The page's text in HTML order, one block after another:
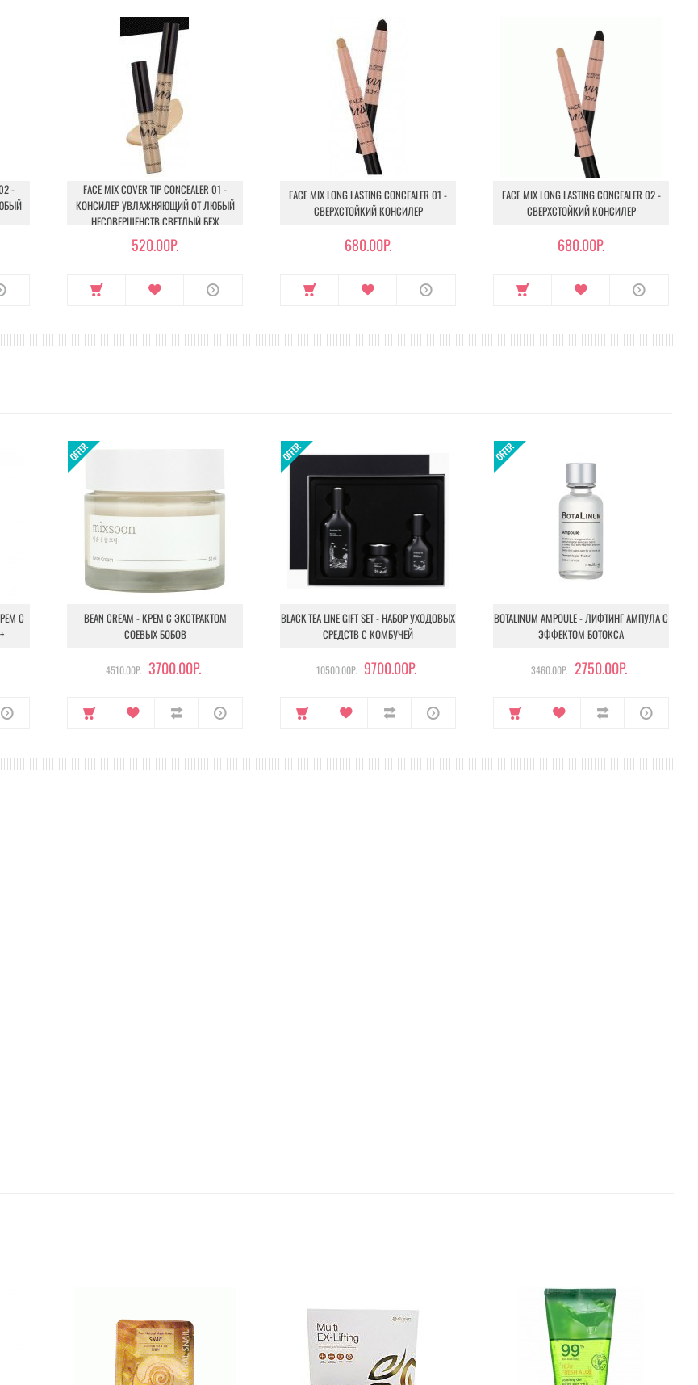
-
FACE MIX COVER TIP CONCEALER 01 -
КОНСИЛЕР УВЛАЖНЯЮЩИЙ ОТ ЛЮБЫЙ
НЕСОВЕРШЕНСТВ СВЕТЛЫЙ БЕЖ
520.00Р.
FACE MIX LONG LASTING CONCEALER 01 -
СВЕРХСТОЙКИЙ КОНСИЛЕР
680.00Р.
FACE MIX LONG LASTING CONCEALER 02 -
СВЕРХСТОЙКИЙ КОНСИЛЕР
680.00Р.
С
BEAN CREAM - КРЕМ С ЭКСТРАКТОМ
СОЕВЫХ БОБОВ
4510.00Р. 3700.00Р.
BLACK TEA LINE GIFT SET - НАБОР УХОДОВЫХ
СРЕДСТВ С КОМБУЧЕЙ
10500.00Р. 9700.00Р.
BOTALINUM AMPOULE - ЛИФТИНГ АМПУЛА С
ЭФФЕКТОМ БОТОКСА
3460.00Р. 2750.00Р.